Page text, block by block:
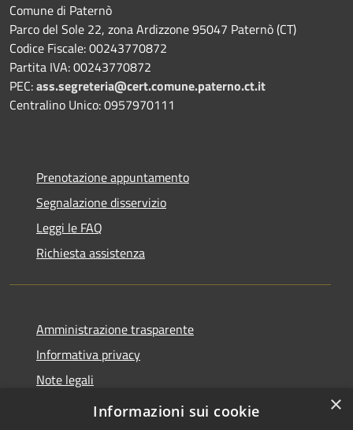
Comune di Paternò
Parco del Sole 22, zona Ardizzone 95047 Paternò (CT)
Codice Fiscale: 00243770872
Partita IVA: 00243770872
PEC:ass.segreteria@cert.comune.paterno.ct.it
Centralino Unico: 0957970111
Prenotazione appuntamento
Segnalazione disservizio
Leggi le FAQ
Richiesta assistenza
Amministrazione trasparente
Informativa privacy
Note legali
Dichiarazione di accessibilità
×
Informazioni sui cookie